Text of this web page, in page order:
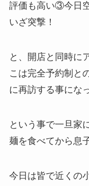
評価も高い③今日
いざ突撃！
と、開店と同時に
こは完全予約制と
に再訪する事にな
という事で一旦家
麺を食べてから息
今日は皆で近くの